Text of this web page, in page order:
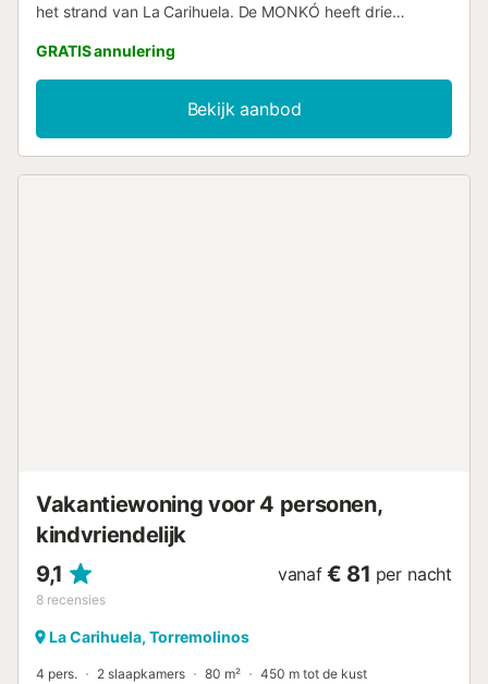
het strand van La Carihuela. De MONKÓ heeft drie
en een prachtig uitzicht op cruiseschepen. Een andere met
een modern en comfortabel stapelbed en tot slot nog een
met twee eenpersoonsbedden. De MONKÓ is volledig
gerenoveerd en beschikt over alle diensten. Het is de
moeite waard om de uitstekende locatie en het
GRATIS annulering
Bekijk aanbod
Vakantiewoning voor 4 personen,
kindvriendelijk
9,1
8 recensies
vanaf € 81 per nacht
La Carihuela, Torremolinos
4 pers. 2 slaapkamers 80 m² 450 m tot de kust